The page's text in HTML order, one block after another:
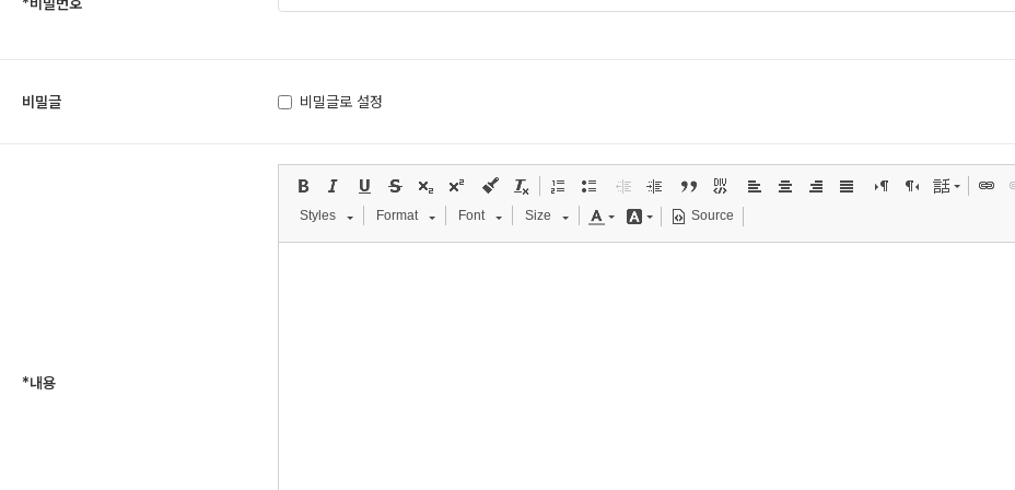
비밀글 비밀글로 설정
*내용
Styles Format Font Size Source